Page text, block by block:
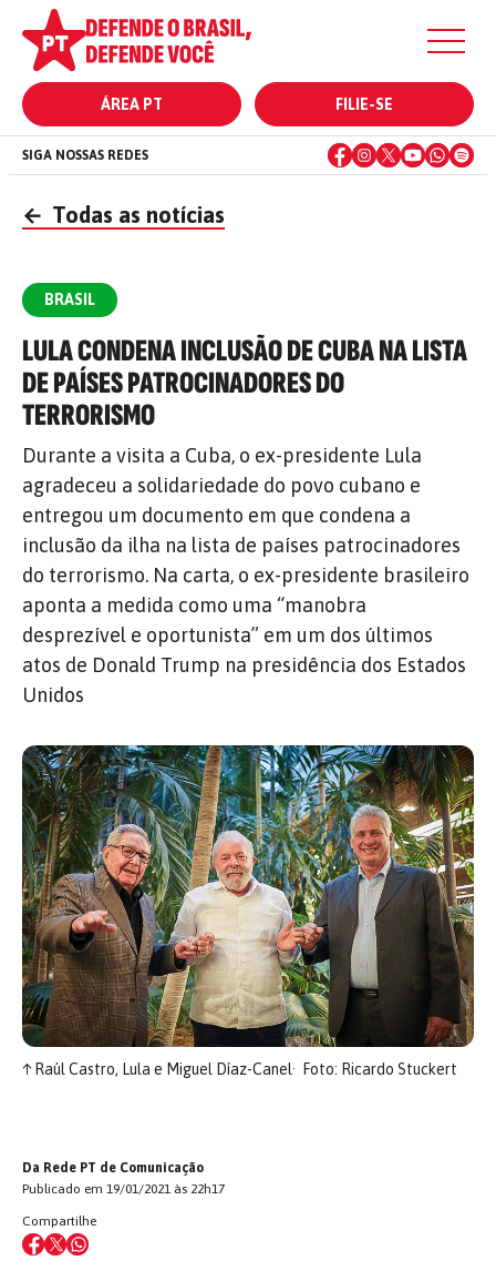
ÁREA PT FILIE-SE
SIGA NOSSAS REDES
← Todas as notícias
BRASIL
LULA CONDENA INCLUSÃO DE CUBA NA LISTA
DE PAÍSES PATROCINADORES DO
TERRORISMO
Durante a visita a Cuba, o ex-presidente Lula
agradeceu a solidariedade do povo cubano e
entregou um documento em que condena a
inclusão da ilha na lista de países patrocinadores
do terrorismo. Na carta, o ex-presidente brasileiro
aponta a medida como uma “manobra
desprezível e oportunista” em um dos últimos
atos de Donald Trump na presidência dos Estados
Unidos
↑Raúl Castro, Lula e Miguel Díaz-Canel Foto: Ricardo Stuckert
Da Rede PT de Comunicação
Publicado em 19/01/2021 às 22h17
Compartilhe